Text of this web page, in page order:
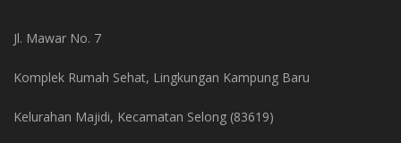
Jl. Mawar No. 7
Komplek Rumah Sehat, Lingkungan Kampung Baru
Kelurahan Majidi, Kecamatan Selong (83619)